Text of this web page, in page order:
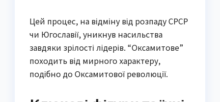
Цей процес, на відміну від розпаду СРСР
чи Югославії, уникнув насильства
завдяки зрілості лідерів. “Оксамитове”
походить від мирного характеру,
подібно до Оксамитової революції.